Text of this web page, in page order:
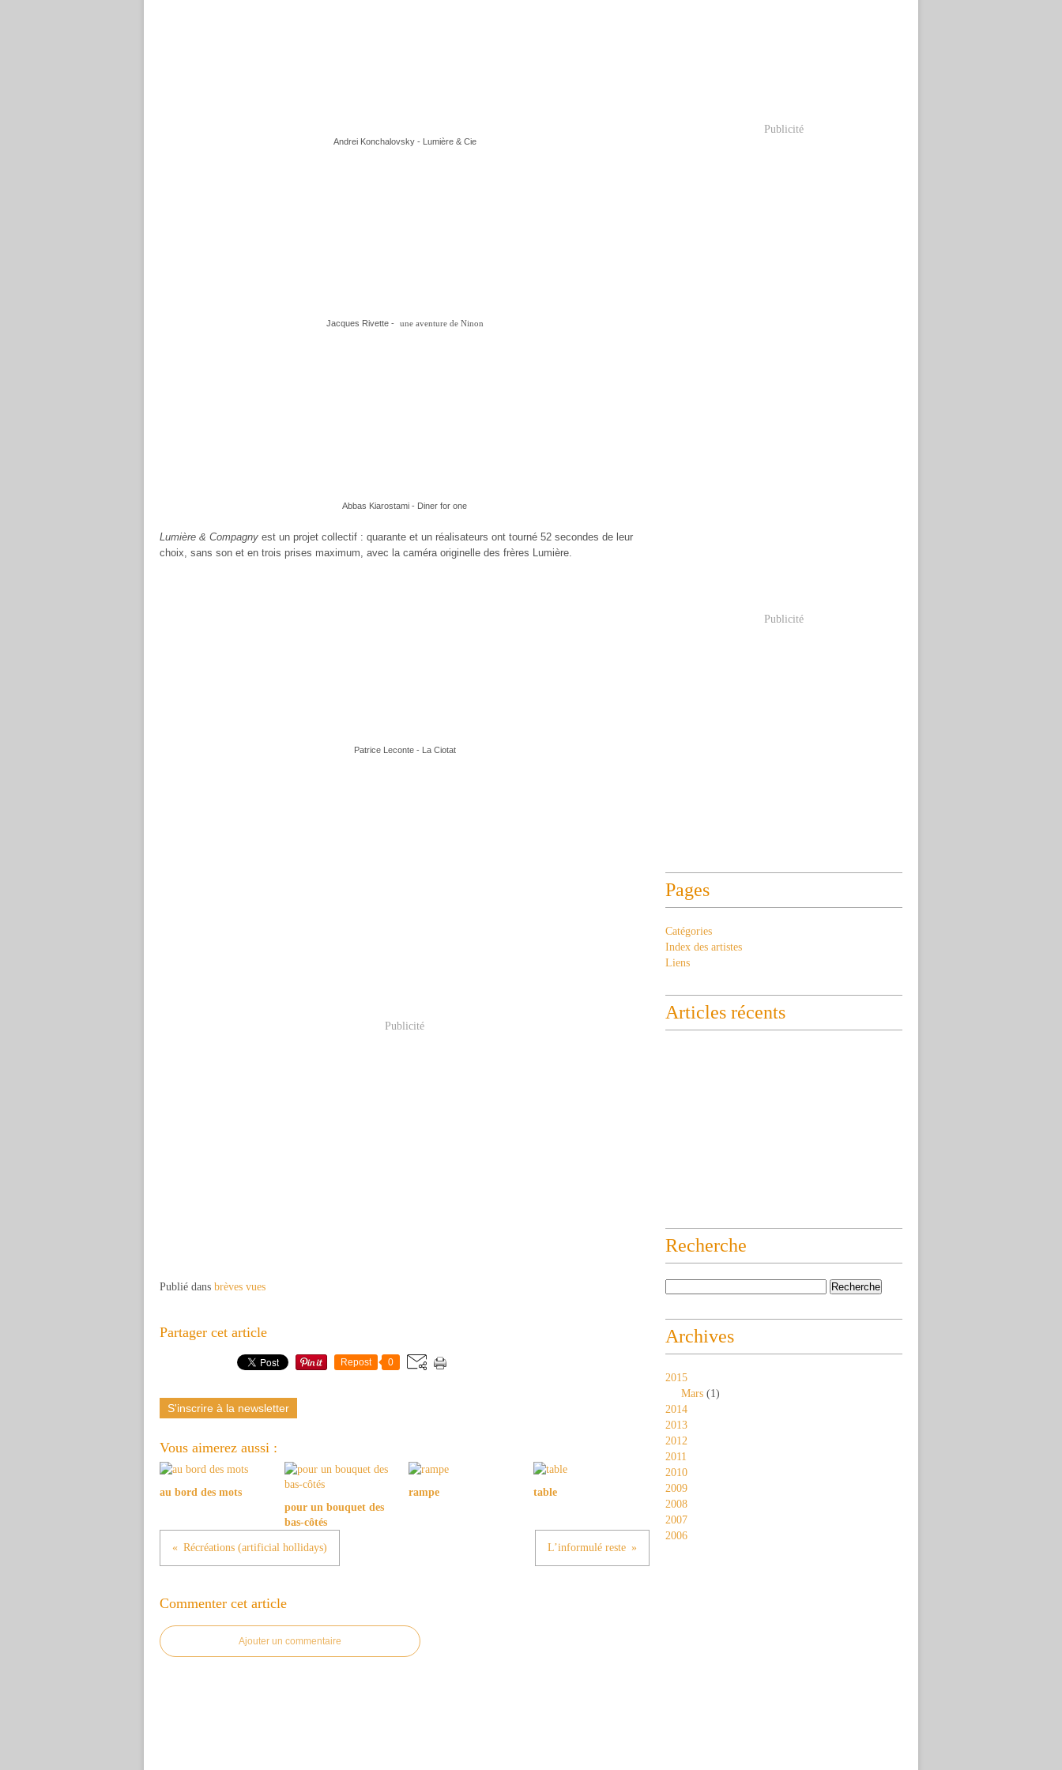
Andrei Konchalovsky - Lumière & Cie
Jacques Rivette - une aventure de Ninon
Abbas Kiarostami - Diner for one
Lumière & Compagny est un projet collectif : quarante et un réalisateurs ont tourné 52 secondes de leur
choix, sans son et en trois prises maximum, avec la caméra originelle des frères Lumière.
Patrice Leconte - La Ciotat
Publicité
Publié dans brèves vues
Partager cet article
Repost 0
S'inscrire à la newsletter
Vous aimerez aussi :
au bord des mots
pour un bouquet des
bas-côtés
rampe table
Récréations (artificial hollidays) L’informulé reste
Commenter cet article
Ajouter un commentaire
Publicité
Publicité
Pages
Catégories
Index des artistes
Liens
Articles récents
Recherche
Archives
2015
Mars (1)
2014
2013
2012
2011
2010
2009
2008
2007
2006